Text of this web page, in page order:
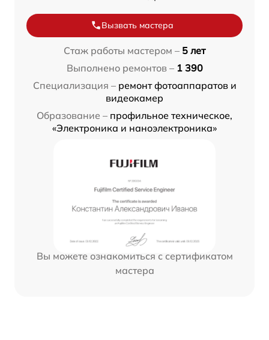
Вызвать мастера
Стаж работы мастером – 5 лет
Выполнено ремонтов – 1 390
Специализация – ремонт фотоаппаратов и
видеокамер
Образование – профильное техническое,
«Электроника и наноэлектроника»
Вы можете ознакомиться с сертификатом
мастера